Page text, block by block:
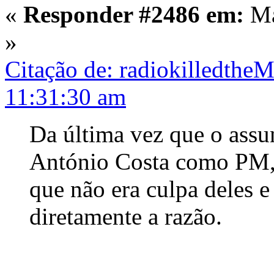
« Responder #2486 em:
»
Citação de:
11:31:30 am
Da última vez que o
António Costa como
que não era culpa deles
diretamente a razão.